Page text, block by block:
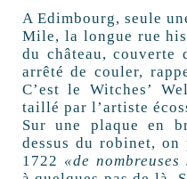
A Edimbourg, seule
Mile, la longue rue
du château, couverte
arrêté de couler,
C’est le
Witches’
taillé par l’artiste
Sur une plaque en
dessus du robinet,
1722 «de